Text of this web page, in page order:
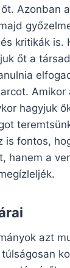
Azonban
kritikák is.
őt a
Amikor
hagyjuk
is fontos,
hanem a
azt